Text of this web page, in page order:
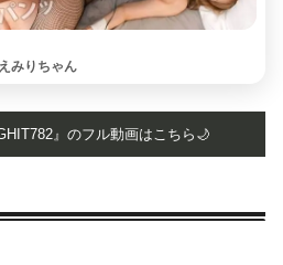
みりちゃん
』のフル動画はこちら🌙